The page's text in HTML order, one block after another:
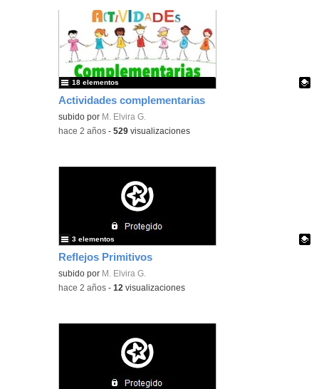
Actividades complementarias
Contenido educativo.
subido por M. Elvira G.
18 elementos
-hace 2 años -529 visualizaciones
Reflejos Primitivos
Contenido educativo.
subido por M. Elvira G.
3 elementos
-hace 2 años -12 visualizaciones